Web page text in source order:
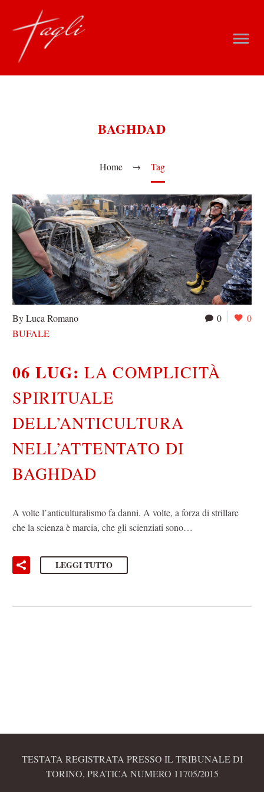
BAGHDAD
Home Tag
0 0
By Luca Romano
BUFALE
06 LUG:LA COMPLICITÀ
SPIRITUALE
DELL’ANTICULTURA
NELL’ATTENTATO DI
BAGHDAD
A volte l’anticulturalismo fa danni. A volte, a forza di strillare
che la scienza è marcia, che gli scienziati sono…
LEGGI TUTTO
TESTATA REGISTRATA PRESSO IL TRIBUNALE DI
TORINO, PRATICA NUMERO 11705/2015